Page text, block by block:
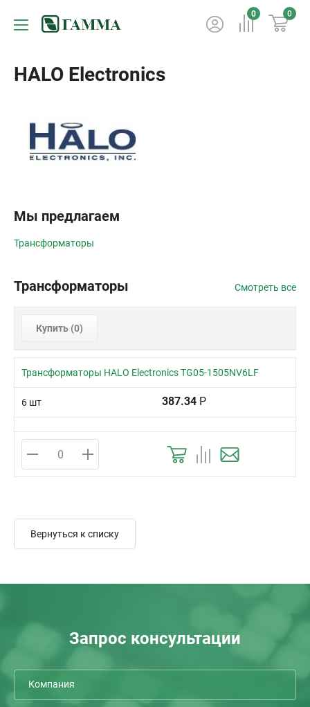
0 0
HALO Electronics
Мы предлагаем
Трансформаторы
Трансформаторы Смотреть все
Купить (0)
Трансформаторы HALO Electronics TG05-1505NV6LF
6 шт 387.34 Р
Вернуться к списку
Запрос консультации